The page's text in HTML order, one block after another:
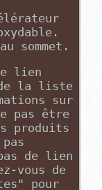
sommet.
lien
la liste
sur
pas être
produits
de lien
vous de
pour